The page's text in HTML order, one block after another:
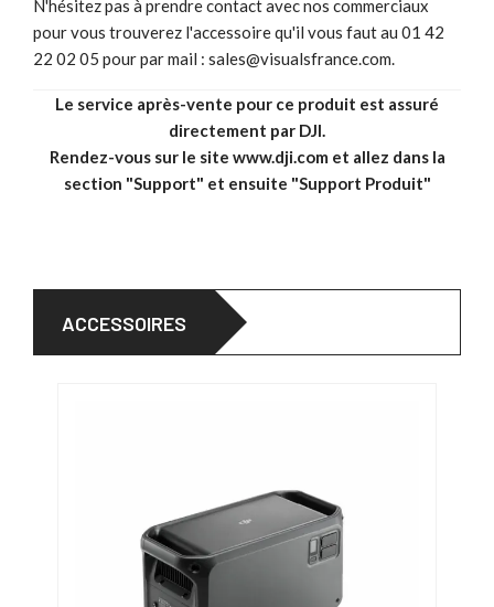
N'hésitez pas à prendre contact avec nos commerciaux
pour vous trouverez l'accessoire qu'il vous faut au 01 42
22 02 05 pour par mail : sales@visualsfrance.com
Le service après-vente pour ce produit est assuré
directement par DJI.
Rendez-vous sur le site www.dji.com et allez dans la
section "Support" et ensuite "Support Produit"
ACCESSOIRES